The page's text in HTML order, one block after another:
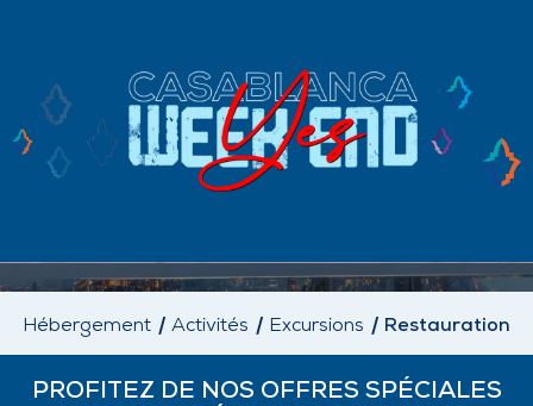
Hébergement Activités Excursions Restauration
PROFITEZ DE NOS OFFRES SPÉCIALES